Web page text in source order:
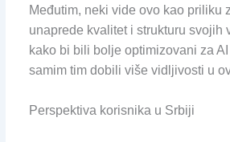
Međutim, neki vide ovo kao priliku
unaprede kvalitet i strukturu svojih
kako bi bili bolje optimizovani za
samim tim dobili više vidljivosti u
Perspektiva korisnika u Srbiji